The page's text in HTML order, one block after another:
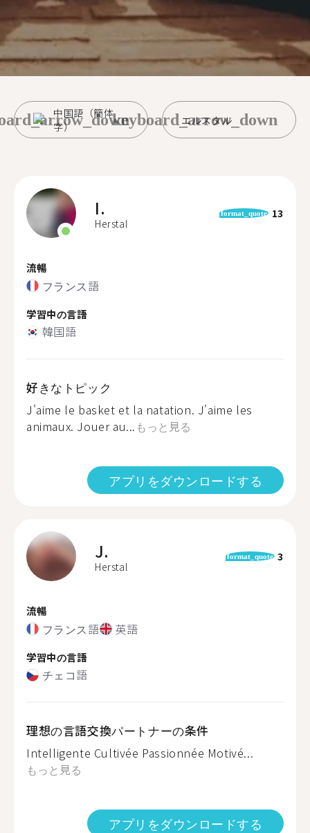
中国語（簡体
字）
エルスタル
keyboard_arrow_down
I.
Herstal
format_quote 13
流暢
フランス語
学習中の言語
韓国語
好きなトピック
J'aime le basket et la natation. J'aime les
animaux. Jouer au... もっと見る
アプリをダウンロードする
J.
Herstal
format_quote 3
流暢
フランス語 英語
学習中の言語
チェコ語
理想の言語交換パートナーの条件
Intelligente Cultivée Passionnée Motivé...
もっと見る
アプリをダウンロードする